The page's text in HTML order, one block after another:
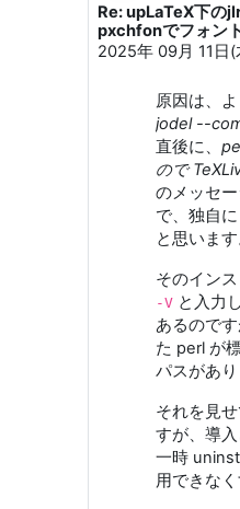
ya ra への返信
Re: upLaTeX下の
pxchfonでフォン
2025年 09月 11日
原因は、
jodel --
直後に、
ので
のメッセ
で、独自に
と思います
そのイン
-V と入力
あるので
た perl が
パスがあり
それを見
すが、導
一時
用できな